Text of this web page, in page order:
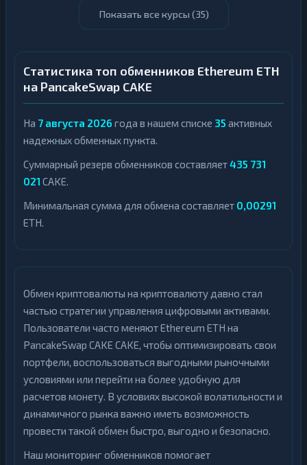
Показать все курсы (35)
Статистика топ обменников Ethereum ETH
на PancakeSwap CAKE
На 7 августа 2026 года в нашем списке 35 активных
надежных обменных пункта.
Суммарный резерв обменников составляет435 731
021 CAKE.
Минимальная сумма для обмена составляет 0,00291
ETH.
Обмен криптовалюты на криптовалюту давно стал
частью стратегии управления цифровыми активами.
Пользователи часто меняют Ethereum ETH на
PancakeSwap CAKE CAKE, чтобы оптимизировать свои
портфели, воспользоваться выгодными рыночными
условиями или перейти на более удобную для
расчетов монету. В условиях высокой волатильности и
динамичного рынка важно иметь возможность
провести такой обмен быстро, выгодно и безопасно.
Наш мониторинг обменников помогает